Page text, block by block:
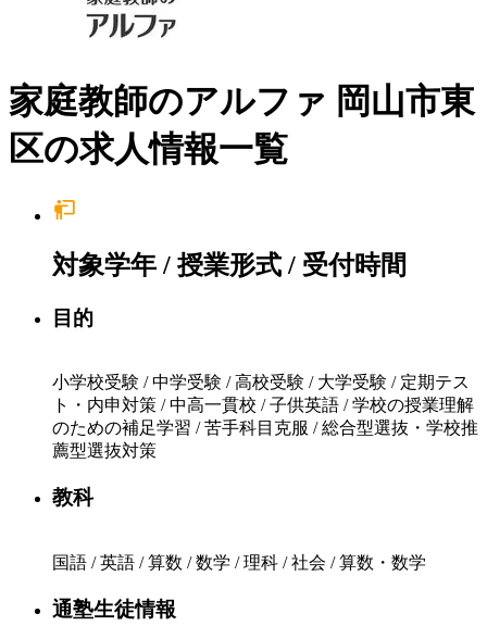
家庭教師のアルファ 岡山市東
区の求人情報一覧
対象学年 / 授業形式 / 受付時間
目的
小学校受験 / 中学受験 / 高校受験 / 大学受験 / 定期テス
ト・内申対策 / 中高一貫校 / 子供英語 / 学校の授業理解
のための補足学習 / 苦手科目克服 / 総合型選抜・学校推
薦型選抜対策
教科
国語 / 英語 / 算数 / 数学 / 理科 / 社会 / 算数・数学
通塾生徒情報